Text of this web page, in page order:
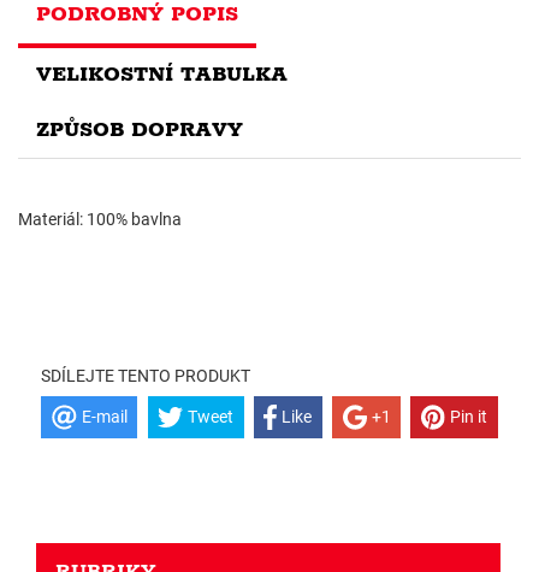
PODROBNÝ POPIS
VELIKOSTNÍ TABULKA
ZPŮSOB DOPRAVY
Materiál: 100% bavlna
SDÍLEJTE TENTO PRODUKT
E-mail Tweet Like +1 Pin it